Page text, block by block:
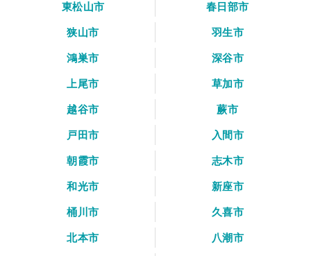
東松山市
春日部市
狭山市
羽生市
鴻巣市
深谷市
上尾市
草加市
越谷市
蕨市
戸田市
入間市
朝霞市
志木市
和光市
新座市
桶川市
久喜市
北本市
八潮市